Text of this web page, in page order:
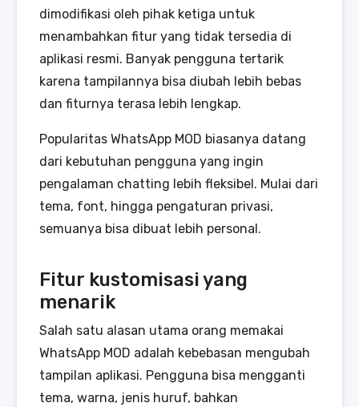
dimodifikasi oleh pihak ketiga untuk
menambahkan fitur yang tidak tersedia di
aplikasi resmi. Banyak pengguna tertarik
karena tampilannya bisa diubah lebih bebas
dan fiturnya terasa lebih lengkap.
Popularitas WhatsApp MOD biasanya datang
dari kebutuhan pengguna yang ingin
pengalaman chatting lebih fleksibel. Mulai dari
tema, font, hingga pengaturan privasi,
semuanya bisa dibuat lebih personal.
Fitur kustomisasi yang
menarik
Salah satu alasan utama orang memakai
WhatsApp MOD adalah kebebasan mengubah
tampilan aplikasi. Pengguna bisa mengganti
tema, warna, jenis huruf, bahkan